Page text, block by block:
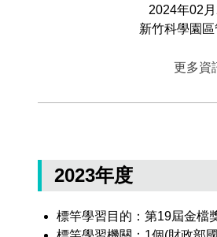
2024年02月
新竹科學園
更多資
2023年度
標竿學習目的：第19屆金檔